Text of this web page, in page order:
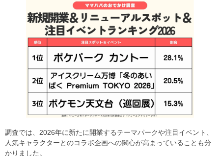
調査では、2026年に新たに開業するテーマパークや注目イベント、
人気キャラクターとのコラボ企画への関心が高まっていることも分
かりました。